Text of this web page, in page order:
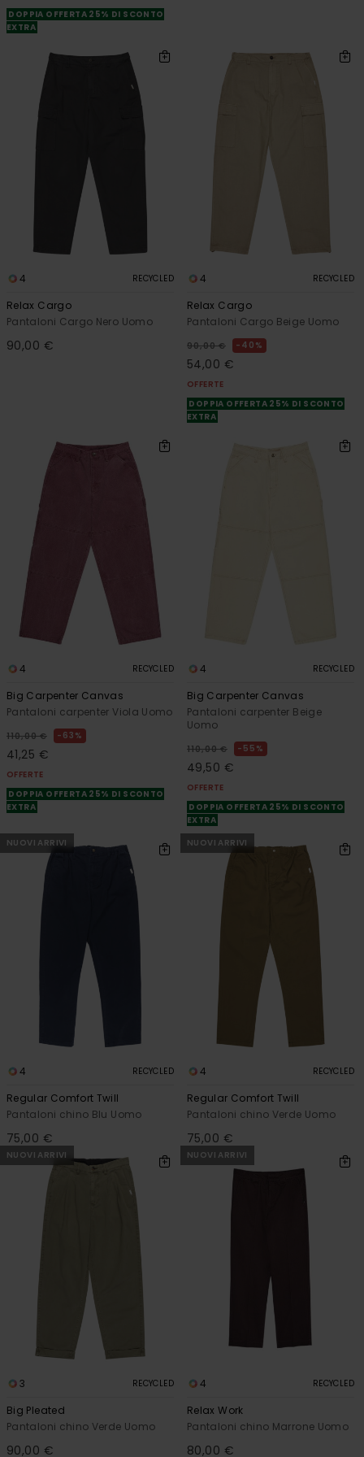
DOPPIA OFFERTA 25% DI SCONTO
EXTRA
4 RECYCLED
Relax Cargo
Pantaloni Cargo Nero Uomo
90,00 €
4 RECYCLED
Relax Cargo
Pantaloni Cargo Beige Uomo
90,00 € 40%
54,00 €
OFFERTE
DOPPIA OFFERTA 25% DI SCONTO
EXTRA
4 RECYCLED
Big Carpenter Canvas
Pantaloni carpenter Viola Uomo
110,00 € 63%
41,25 €
OFFERTE
DOPPIA OFFERTA 25% DI SCONTO
EXTRA
4 RECYCLED
Big Carpenter Canvas
Pantaloni carpenter Beige
Uomo
110,00 € 55%
49,50 €
OFFERTE
DOPPIA OFFERTA 25% DI SCONTO
EXTRA
NUOVI ARRIVI
4 RECYCLED
Regular Comfort Twill
Pantaloni chino Blu Uomo
75,00 €
NUOVI ARRIVI
4 RECYCLED
Regular Comfort Twill
Pantaloni chino Verde Uomo
75,00 €
NUOVI ARRIVI
3 RECYCLED
Big Pleated
Pantaloni chino Verde Uomo
90,00 €
NUOVI ARRIVI
4 RECYCLED
Relax Work
Pantaloni chino Marrone Uomo
80,00 €